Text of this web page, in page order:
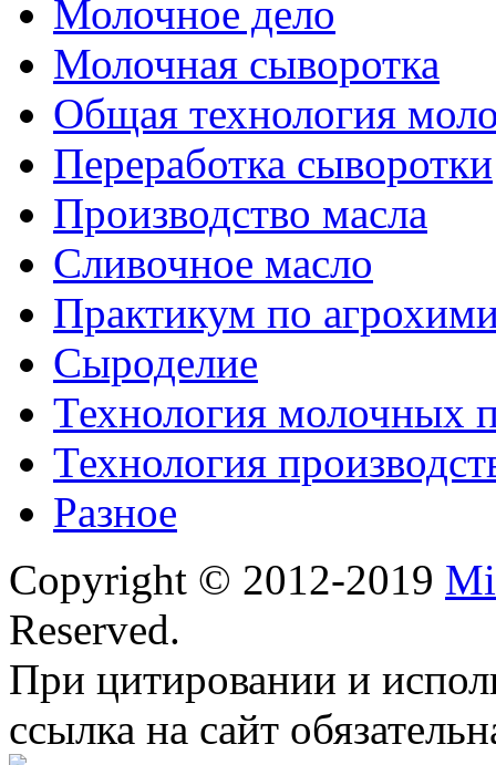
Молочное дело
Молочная сыворотка
Общая технология
Переработка сыворотки
Производство масла
Сливочное масло
Практикум по
Сыроделие
Технология молочных
Технология
Разное
Copyright © 2012-2019
Reserved.
При цитировании и
ссылка на сайт